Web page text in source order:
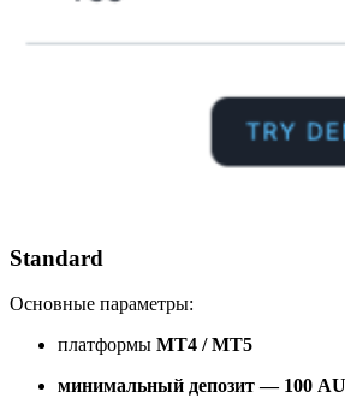
Standard
Основные параметры:
платформы MT4 / MT5
минимальный депозит — 100